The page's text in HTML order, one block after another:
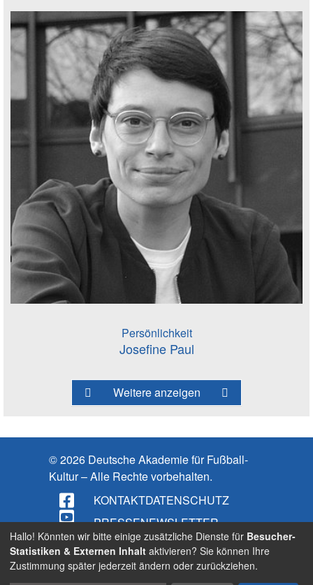
Persönlichkeit
Josefine Paul
Weitere anzeigen
© 2026 Deutsche Akademie für Fußball-
Kultur – Alle Rechte vorbehalten.
KONTAKTDATENSCHUTZ
PRESSENEWSLETTER
IMPRESSUM
BARRIEREFREIHEIT
Hallo! Könnten wir bitte einige zusätzliche Dienste für Besucher-
Statistiken & Externen Inhalt aktivieren? Sie können Ihre
Zustimmung später jederzeit ändern oder zurückziehen.